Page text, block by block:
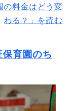
の料金はどう変
わる？」を読む
育園のち